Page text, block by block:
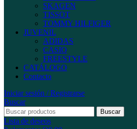
SKAGEN
TISSOT
TOMMY HILFIGER
JUVENIL
ADIDAS
CASIO
FREESTYLE
CATÁLOGO
Contacto
Iniciar sesión / Registrarse
Buscar
Buscar
Lista de deseos